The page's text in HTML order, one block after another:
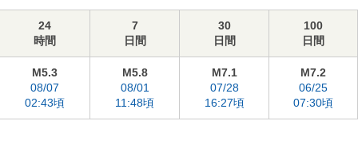
24
時間
7
日間
30
日間
100
日間
M5.3
08/07
02:43頃
M5.8
08/01
11:48頃
M7.1
07/28
16:27頃
M7.2
06/25
07:30頃